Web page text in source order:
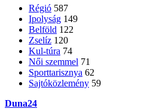
Régió 587
Ipolyság 149
Belföld 122
Zselíz 120
Kul-túra 74
Női szemmel 71
Sporttarisznya 62
Sajtóközlemény 59
Duna24